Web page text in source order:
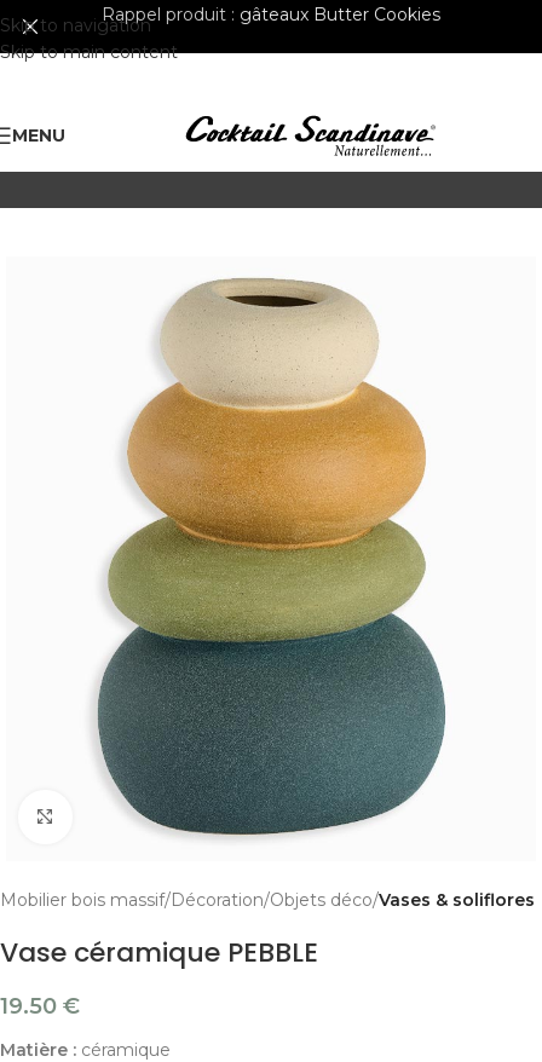
Skip to navigation
Skip to main content
Rappel produit : gâteaux Butter Cookies
MENU
Cliquer pour agrandir
Mobilier bois massif Décoration Objets déco Vases & soliflores
Vase céramique PEBBLE
19.50 €
Matière : céramique